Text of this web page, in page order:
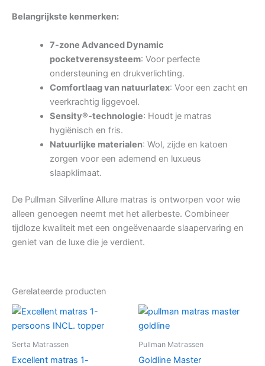
Belangrijkste kenmerken:
7-zone Advanced Dynamic
pocketverensysteem: Voor perfecte
ondersteuning en drukverlichting.
Comfortlaag van natuurlatex: Voor een zacht en
veerkrachtig liggevoel.
Sensity®-technologie: Houdt je matras
hygiënisch en fris.
Natuurlijke materialen: Wol, zijde en katoen
zorgen voor een ademend en luxueus
slaapklimaat.
De Pullman Silverline Allure matras is ontworpen voor wie
alleen genoegen neemt met het allerbeste. Combineer
tijdloze kwaliteit met een ongeëvenaarde slaapervaring en
geniet van de luxe die je verdient.
Gerelateerde producten
Serta Matrassen
Excellent matras 1-
Pullman Matrassen
Goldline Master